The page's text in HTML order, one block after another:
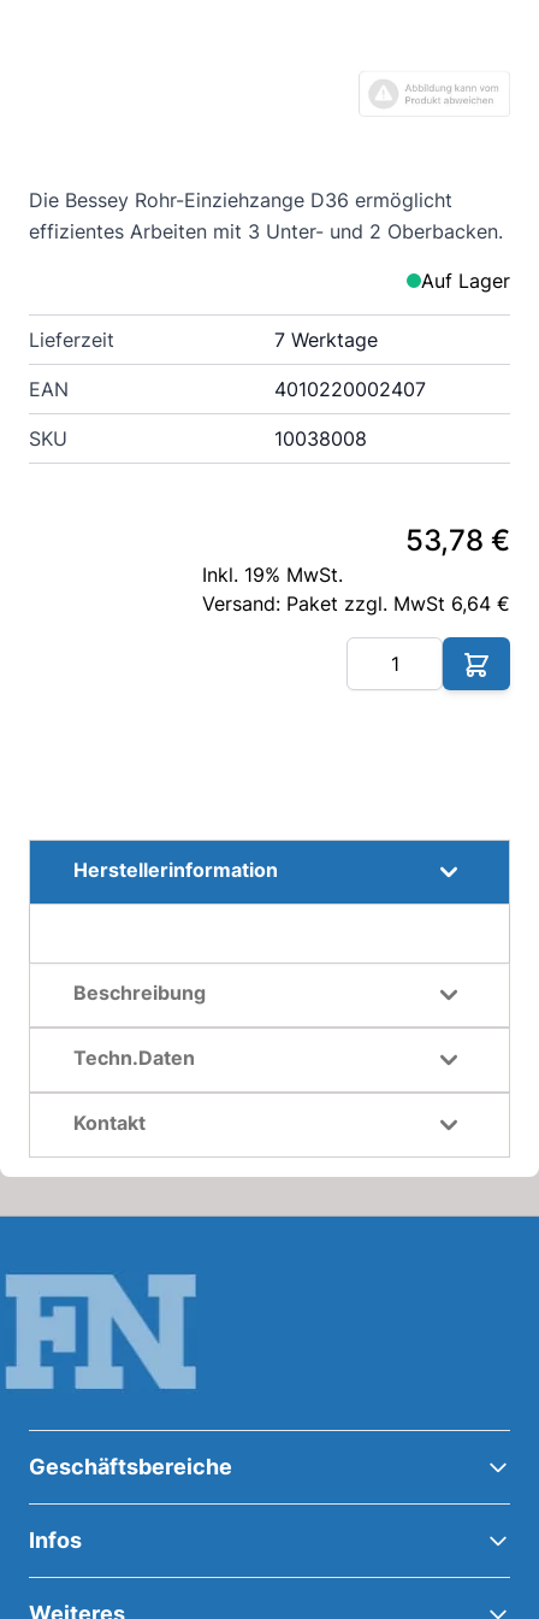
Die Bessey Rohr-Einziehzange D36 ermöglicht
effizientes Arbeiten mit 3 Unter- und 2 Oberbacken.
Auf Lager
Lieferzeit 7 Werktage
EAN 4010220002407
SKU 10038008
53,78 €
Inkl. 19% MwSt.
Versand: Paket zzgl. MwSt 6,64 €
Herstellerinformation
Beschreibung
Techn.Daten
Kontakt
Geschäftsbereiche
Infos
Weiteres